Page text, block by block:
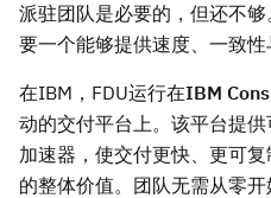
派驻团队是必要的，但还不
要一个能够提供速度、一致性
在IBM，FDU运行在IBM
动的交付平台上。该平台提
加速器，使交付更快、更可
的整体价值。团队无需从零